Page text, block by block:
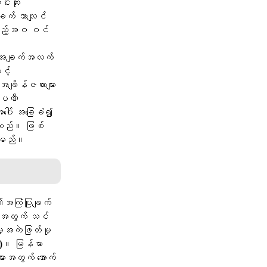
က် သာလျင်
ည့်အဝ ဝင်
ချက်အလက်
င့်
န်ဇယားများ
ပဏီ
ါ် အခြေခံ၍
ည်။ ဖြစ်
မည်။
ကြံပြုချက်
းအတွက် သင်
အကဲဖြတ်မှု
မြန်မာ
းအတွက် အောက်